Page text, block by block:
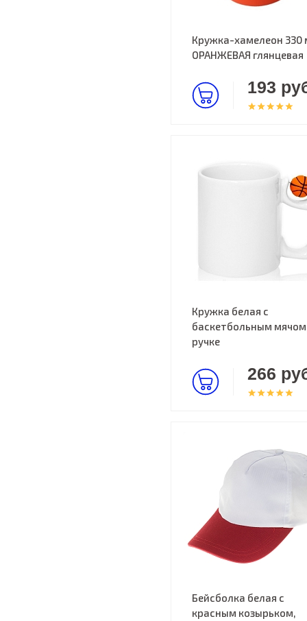
Кружка-хамелеон 330
ОРАНЖЕВАЯ глянцевая
193
Кружка белая с
баскетбольным
ручке
266
Бейсболка белая с
красным козырьком,